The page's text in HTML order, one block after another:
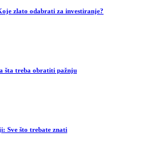
zlato odabrati za investiranje?
šta treba obratiti pažnju
Sve što trebate znati